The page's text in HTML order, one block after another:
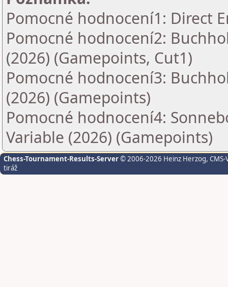
Pomocné hodnocení1: Direct
Pomocné hodnocení2:
(2026) (Gamepoints, Cut1)
Pomocné hodnocení3:
(2026) (Gamepoints)
Pomocné hodnocení4:
Variable (2026) (Gamepoints)
Chess-Tournament-Results-Server© 2006-2026 Heinz Herzog,
tiráž